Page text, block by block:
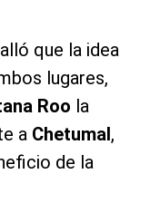
que la idea
lugares,
Roo la
a Chetumal ,
de la